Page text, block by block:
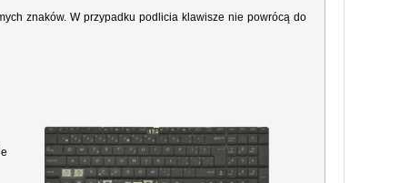
znaków. W przypadku podlicia klawisze nie powrócą do